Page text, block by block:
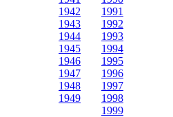
1942
1943
1944
1945
1946
1947
1948
1949
1991
1992
1993
1994
1995
1996
1997
1998
1999